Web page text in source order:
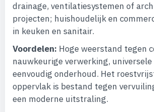
drainage, ventilatiesystemen of
projecten; huishoudelijk en
in keuken en sanitair.
Voordelen: Hoge weerstand tegen
nauwkeurige verwerking,
eenvoudig onderhoud. Het
oppervlak is bestand tegen
een moderne uitstraling.